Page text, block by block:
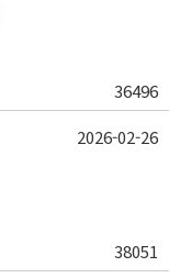
36496
38051
2026-02-26